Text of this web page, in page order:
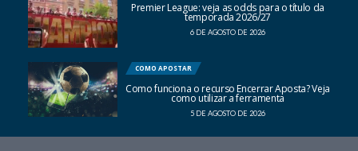
Premier League: veja as odds para o título da
temporada 2026/27
6 DE AGOSTO DE 2026
COMO APOSTAR
Como funciona o recurso Encerrar Aposta? Veja
como utilizar a ferramenta
5 DE AGOSTO DE 2026